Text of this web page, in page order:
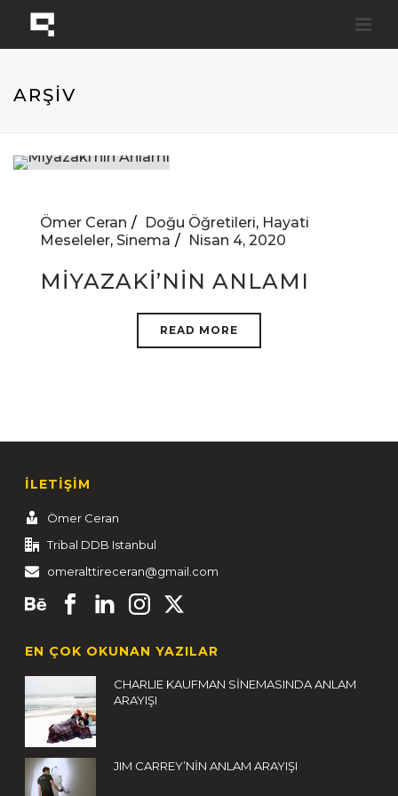
ARŞİV
Ömer Ceran Doğu Öğretileri, Hayati
Meseleler, Sinema Nisan 4, 2020
MIYAZAKI’NIN ANLAMI
READ MORE
İLETİŞİM
Ömer Ceran
Tribal DDB Istanbul
omeralttireceran@gmail.com
EN ÇOK OKUNAN YAZILAR
CHARLIE KAUFMAN SİNEMASINDA ANLAM
ARAYIŞI
JIM CARREY’NİN ANLAM ARAYIŞI